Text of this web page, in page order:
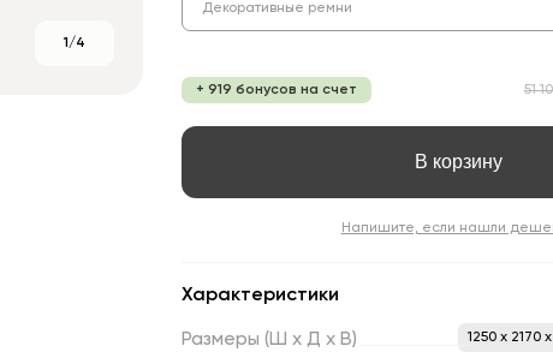
1/4
Декоративные ремни
+ 919 бонусов на счет 51
В корзину
Напишите, если нашли
Характеристики
Размеры (Ш х Д х В) 1250 x 2170